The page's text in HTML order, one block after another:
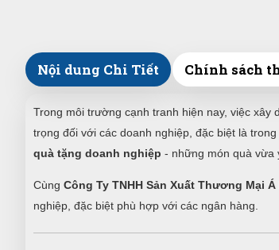
Nội dung Chi Tiết Chính sách
Trong môi trường cạnh tranh hiện nay, việc
trọng đối với các doanh nghiệp, đặc biệt là
quà tặng doanh nghiệp - những món quà vừa
Cùng Công Ty TNHH Sản Xuất Thương Mại Á
nghiệp, đặc biệt phù hợp với các ngân hàng.